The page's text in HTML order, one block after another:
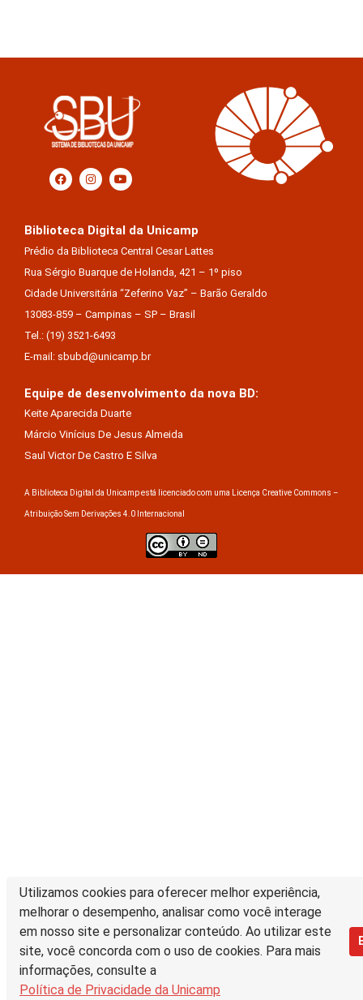
Utilizamos cookies para oferecer melhor experiência,
melhorar o desempenho, analisar como você interage
em nosso site e personalizar conteúdo. Ao utilizar este
site, você concorda com o uso de cookies. Para mais
informações, consulte a
Política de Privacidade da Unicamp
Biblioteca Digital da Unicamp
Prédio da Biblioteca Central Cesar Lattes
Rua Sérgio Buarque de Holanda, 421 – 1º piso
Cidade Universitária “Zeferino Vaz” – Barão Geraldo
13083-859 – Campinas – SP – Brasil
Tel.: (19) 3521-6493
E-mail: sbubd@unicamp.br
Equipe de desenvolvimento da nova BD:
Keite Aparecida Duarte
Márcio Vinícius De Jesus Almeida
Saul Victor De Castro E Silva
A Biblioteca Digital da Unicamp está licenciado com uma Licença Creative Commons –
Atribuição Sem Derivações 4.0 Internacional